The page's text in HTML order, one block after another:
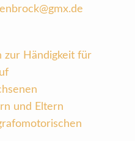
zur Händigkeit für
und Eltern